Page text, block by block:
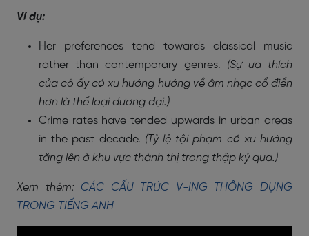
Ví dụ:
Her preferences tend towards classical music
rather than contemporary genres. (Sự ưa thích
của cô ấy có xu hướng hướng về âm nhạc cổ điển
hơn là thể loại đương đại.)
Crime rates have tended upwards in urban areas
in the past decade. (Tỷ lệ tội phạm có xu hướng
tăng lên ở khu vực thành thị trong thập kỷ qua.)
Xem thêm: CÁC CẤU TRÚC V-ING THÔNG DỤNG
TRONG TIẾNG ANH